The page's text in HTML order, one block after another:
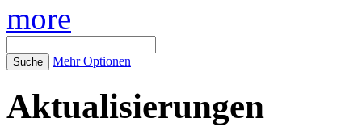
more
Mehr Optionen
Aktualisierungen